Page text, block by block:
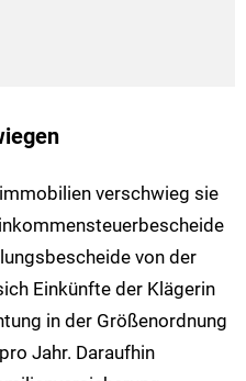
verschwieg sie
von der
Einkünfte der Klägerin
in der Größenordnung
Jahr. Daraufhin